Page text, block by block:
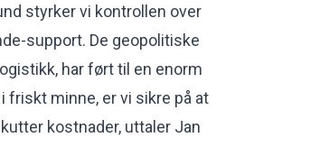
styrker vi kontrollen over
support. De geopolitiske
har ført til en enorm
minne, er vi sikre på at
kostnader, uttaler Jan